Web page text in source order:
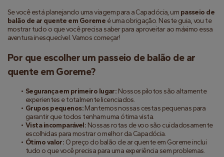
Se você está planejando uma viagem para a Capadócia, um passeio de
balão de ar quente em Goreme é uma obrigação. Neste guia, vou te
mostrar tudo o que você precisa saber para aproveitar ao máximo essa
aventura inesquecível. Vamos começar!
Por que escolher um passeio de balão de ar
quente em Goreme?
Segurança em primeiro lugar: Nossos pilotos são altamente
experientes e totalmente licenciados.
Grupos pequenos: Mantemos nossas cestas pequenas para
garantir que todos tenham uma ótima vista.
Vista incomparável: Nossas rotas de voo são cuidadosamente
escolhidas para mostrar o melhor da Capadócia.
Ótimo valor: O preço do balão de ar quente em Goreme inclui
tudo o que você precisa para uma experiência sem problemas.